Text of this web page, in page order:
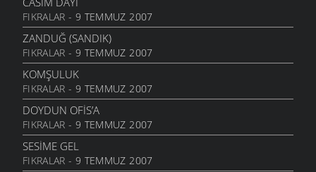
HEM HIZAN
6 EKIM 2006
SIZDE
13 EYLÜL 2006
KIZ
12 EYLÜL 2006
KAÇKÇA
25 AĞUSTOS 2006
QAYIŞA SOR
FIKRALAR - 9 TEMMUZ 2007
ZANDUĞ (SANDIK)
FIKRALAR - 9 TEMMUZ 2007
KOMŞULUK
FIKRALAR - 9 TEMMUZ 2007
DOYDUN OFIS’A
FIKRALAR - 9 TEMMUZ 2007
SESIME GEL
FIKRALAR - 9 TEMMUZ 2007